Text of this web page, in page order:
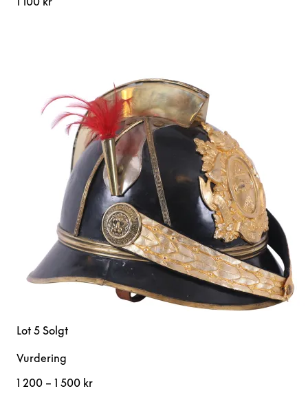
Lot 5 Solgt
Vurdering
1 200 – 1 500 kr